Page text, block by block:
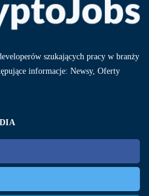
szukających pracy w branży
informacje: Newsy, Oferty